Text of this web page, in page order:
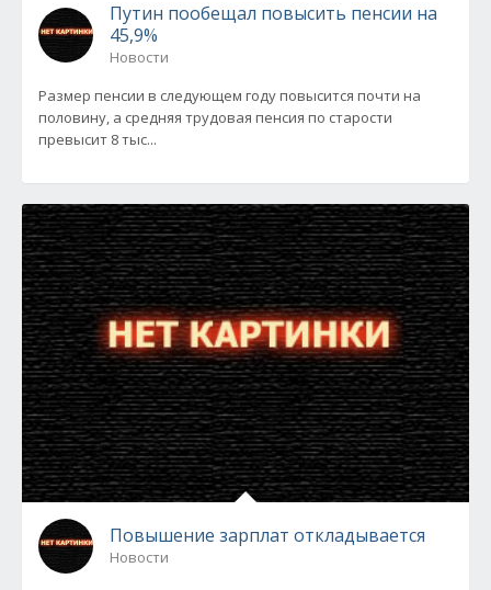
Путин пообещал повысить пенсии на
45,9%
Новости
Размер пенсии в следующем году повысится почти на
половину, а средняя трудовая пенсия по старости
превысит 8 тыс...
Повышение зарплат откладывается
Новости